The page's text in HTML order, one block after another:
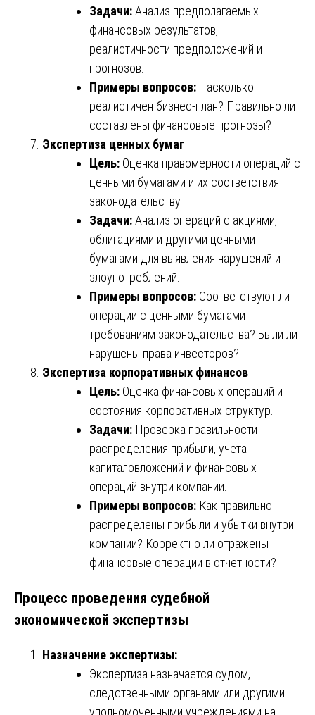
Задачи:Анализ предполагаемых
финансовых результатов,
реалистичности предположений и
прогнозов.
Примеры вопросов: Насколько
реалистичен бизнес-план? Правильно ли
составлены финансовые прогнозы?
Экспертиза ценных бумаг
Цель: Оценка правомерности операций с
ценными бумагами и их соответствия
законодательству.
Задачи:Анализ операций с акциями,
облигациями и другими ценными
бумагами для выявления нарушений и
злоупотреблений.
Примеры вопросов: Соответствуют ли
операции с ценными бумагами
требованиям законодательства? Были ли
нарушены права инвесторов?
Экспертиза корпоративных финансов
Цель: Оценка финансовых операций и
состояния корпоративных структур.
Задачи: Проверка правильности
распределения прибыли, учета
капиталовложений и финансовых
операций внутри компании.
Примеры вопросов: Как правильно
распределены прибыли и убытки внутри
компании? Корректно ли отражены
финансовые операции в отчетности?
Процесс проведения судебной
экономической экспертизы
Назначение экспертизы:
Экспертиза назначается судом,
следственными органами или другими
уполномоченными учреждениями на